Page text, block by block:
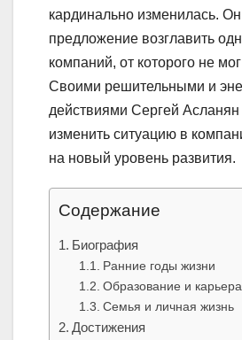
кардинально изменилась.
предложение возглавить
компаний, от которого не мог
Своими решительными и
действиями Сергей
изменить ситуацию в
на новый уровень развития.
Содержание
Биография
Ранние годы жизни
Образование и карьера
Семья и личная жизнь
Достижения